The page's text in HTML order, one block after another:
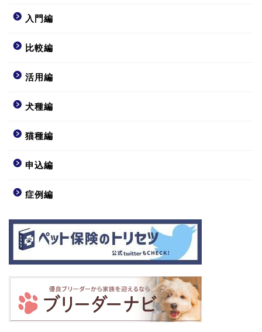
入門編
比較編
活用編
犬種編
猫種編
申込編
症例編